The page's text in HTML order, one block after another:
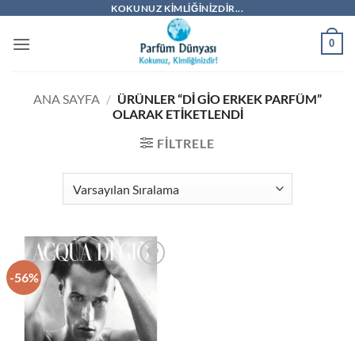
KOKUNUZ KIMLIĞINIZDIR...
0
ANA SAYFA / ÜRÜNLER “DI GIO ERKEK PARFÜM”
OLARAK ETIKETLENDI
FILTRELE
-56%
Listeme
Ekle